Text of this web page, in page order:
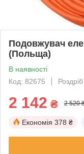
Подовжувач
(Польща)
В наявності
Код: 82675
Роздріб
2 142 ₴ 2 520
Економія 378 ₴